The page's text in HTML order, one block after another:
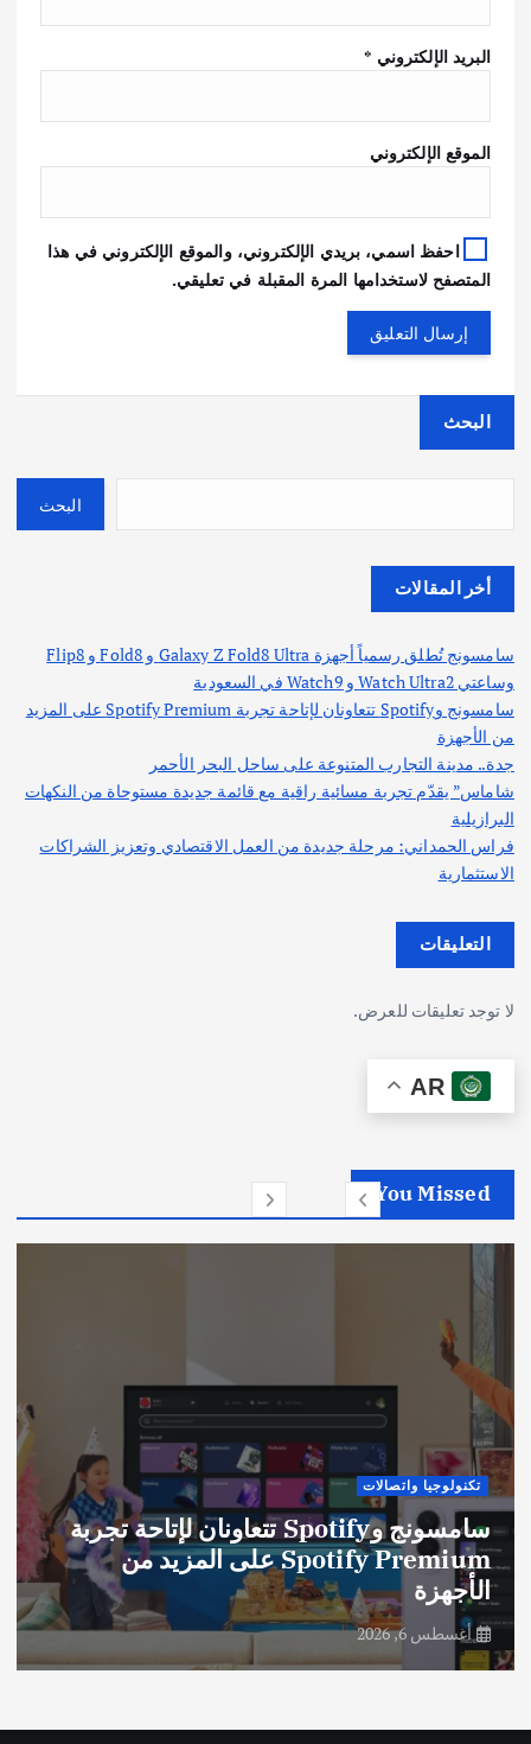
البريد الإلكتروني *
الموقع الإلكتروني
احفظ اسمي، بريدي الإلكتروني، والموقع الإلكتروني في هذا
المتصفح لاستخدامها المرة المقبلة في تعليقي.
البحث
البحث
أخر المقالات
سامسونج تُطلق رسمياً أجهزة Galaxy Z Fold8 Ultra و Fold8 و Flip8
وساعتي Watch Ultra2 و Watch9 في السعودية
سامسونج وSpotify تتعاونان لإتاحة تجربة Spotify Premium على المزيد
من الأجهزة
جدة.. مدينة التجارب المتنوعة على ساحل البحر الأحمر
شاماس” يقدّم تجربة مسائية راقية مع قائمة جديدة مستوحاة من النكهات
البرازيلية
فراس الحمداني: مرحلة جديدة من العمل الاقتصادي وتعزيز الشراكات
الاستثمارية
التعليقات
لا توجد تعليقات للعرض.
AR
You Missed
تكنولوجيا واتصالات
سامسونج وSpotify تتعاونان لإتاحة تجربة
Spotify Premium على المزيد من
الأجهزة
أغسطس 6, 2026